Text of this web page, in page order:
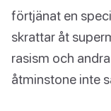
förtjänat en
skrattar åt
rasism och
åtminstone inte